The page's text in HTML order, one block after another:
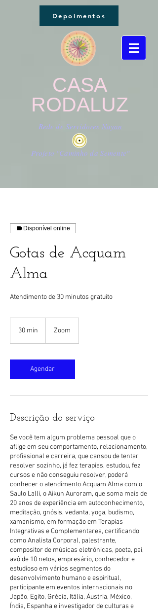
Depoimentos
CASA
RODALUZ
Rede de Servidores Nayan
Projeto "Caminho da Semente"
Disponível online
Gotas de Acquam
Alma
Atendimento de 30 minutos gratuito
30 min
i
n
Zoom
Agendar
Descrição do serviço
Se você tem algum problema pessoal que o
aflige em seu comportamento, relacionamento,
profissional e carreira, que cansou de tentar
resolver sozinho, já fez terapias, estudou, fez
cursos e não conseguiu resolver, poderá
conhecer o atendimento Acquam Alma com o
Saulo Lalli, o Aikun Auroram, que soma mais de
20 anos de experiência em autoconhecimento,
meditação, gnósis, vedanta, yoga, budismo,
xamanismo, em formação em Terapias
Integrativas e Complementares, certificando
como Analista Corporal, palestrante,
compositor de músicas eletrônicas, poeta, pai,
avô de 10 netos, empresário, conhecedor e
estudioso em vários segmentos do
desenvolvimento humano e espiritual,
participante em eventos internacionais no
Japão, Egito, Grécia, Itália, Áustria, México,
Índia, Espanha e investigador de culturas e